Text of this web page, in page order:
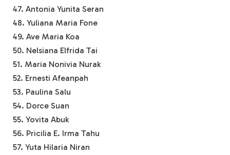
47. Antonia Yunita Seran
48. Yuliana Maria Fone
49. Ave Maria Koa
50. Nelsiana Elfrida Tai
51. Maria Nonivia Nurak
52. Ernesti Afeanpah
53. Paulina Salu
54. Dorce Suan
55. Yovita Abuk
56. Pricilia E. Irma Tahu
57. Yuta Hilaria Niran